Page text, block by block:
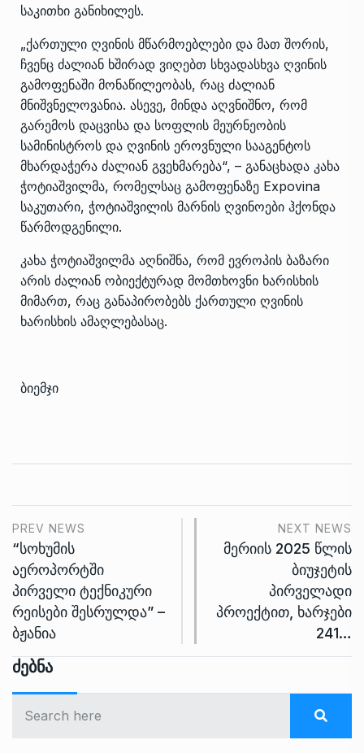
საკითხი განიხილეს.
„ქართული ღვინის მწარმოებლები და მათ შორის,
ჩვენც ძალიან ხშირად ვიღებთ სხვადასხვა ღვინის
გამოფენაში მონაწილეობას, რაც ძალიან
მნიშვნელოვანია. ასევე, მინდა აღვნიშნო, რომ
გარემოს დაცვისა და სოფლის მეურნეობის
სამინისტროს და ღვინის ეროვნული სააგენტოს
მხარდაჭერა ძალიან გვეხმარება“, – განაცხადა კახა
ჭოტიაშვილმა, რომელსაც გამოფენაზე Expovina
საკუთარი, ჭოტიაშვილის მარნის ღვინოები ჰქონდა
წარმოდგენილი.
კახა ჭოტიაშვილმა აღნიშნა, რომ ევროპის ბაზარი
არის ძალიან ობიექტურად მომთხოვნი ხარისხის
მიმართ, რაც განაპირობებს ქართული ღვინის
ხარისხის ამაღლებასაც.
ბიემჯი
PREV NEWS
“სოხუმის
აეროპორტში
პირველი ტექნიკური
რეისები შესრულდა” –
ბჟანია
NEXT NEWS
მერიის 2025 წლის
ბიუჯეტის
პირველადი
პროექტით, ხარჯები
241…
Ძებნა